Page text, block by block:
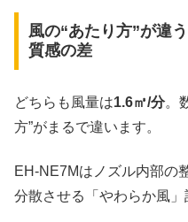
風の“あたり方”が違
質感の差
どちらも風量は1.6㎥/分。
方”がまるで違います。
EH-NE7Mはノズル内部の
分散させる「やわらか風」